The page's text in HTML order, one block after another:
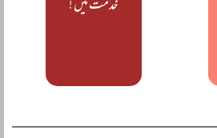
خدمت میں !